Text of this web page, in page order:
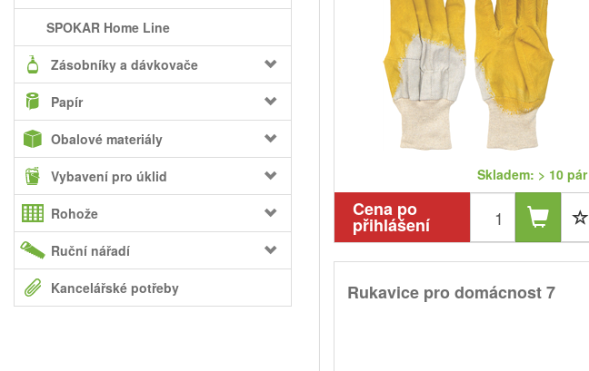
SPOKAR Home Line
Zásobníky a dávkovače
Papír
Obalové materiály
Vybavení pro úklid
Rohože
Ruční nářadí
Kancelářské potřeby
Skladem: > 10 pár
Cena po
přihlášení
Rukavice pro domácnost 7